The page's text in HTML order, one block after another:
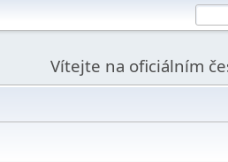
Vítejte na oficiálním